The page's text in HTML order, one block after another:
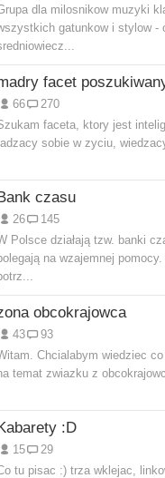
dla milosnikow muzyki
gatunkow i stylow -
facet
66
270
faceta, ktory jest
sobie w zyciu,
Bank czasu
26
145
Polsce działają tzw. banki
na wzajemnej
obcokrajowca
43
93
Chcialabym wiedziec
temat zwiazku z
Kabarety :D
15
29
tu pisac :) trza wklejac,